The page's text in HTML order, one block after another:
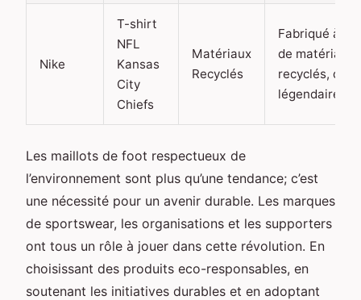
Nike
T-shirt
NFL
Kansas
City
Chiefs
Matériaux
Recyclés
Fabriqué à
de matériaux
recyclés,
légendaire
Les maillots de foot respectueux de
l’environnement sont plus qu’une tendance; c’est
une nécessité pour un avenir durable. Les marques
de sportswear, les organisations et les supporters
ont tous un rôle à jouer dans cette révolution. En
choisissant des produits eco-responsables, en
soutenant les initiatives durables et en adoptant